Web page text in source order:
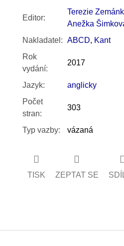
Editor:
Terezie
Anežka
Nakladatel : ABCD, Kant
Rok
vydání:
2017
Jazyk:
anglicky
Počet
stran:
303
Typ vazby: vázaná
TISK ZEPTAT SE